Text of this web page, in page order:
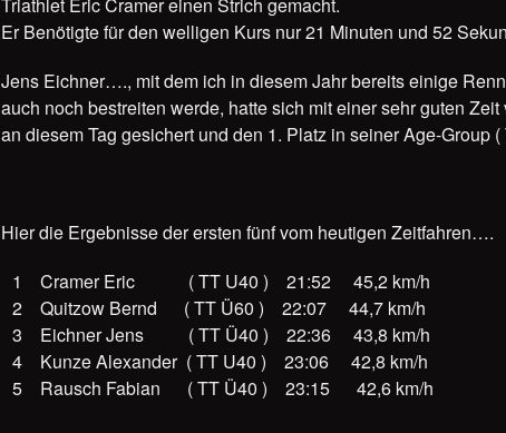
Er Benötigte für den welligen Kurs nur 21 Minuten und 52
Jens Eichner…., mit dem ich in diesem Jahr bereits einige
auch noch bestreiten werde, hatte sich mit einer sehr guten
an diesem Tag gesichert und den 1. Platz in seiner Age-Group (
Hier die Ergebnisse der ersten fünf vom heutigen Zeitfahren….
1 Cramer Eric ( TT U40 ) 21:52 45,2 km/h
2 Quitzow Bernd ( TT Ü60 ) 22:07 44,7 km/h
3 Eichner Jens ( TT Ü40 ) 22:36 43,8 km/h
4 Kunze Alexander ( TT U40 ) 23:06 42,8 km/h
5 Rausch Fabian ( TT Ü40 ) 23:15 42,6 km/h